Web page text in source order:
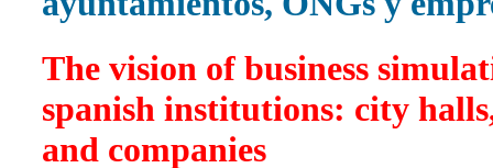
The vision of business
spanish institutions: city
and companies